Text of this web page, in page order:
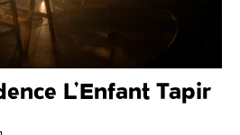
L’Enfant Tapir